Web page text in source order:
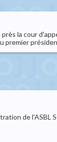
la cour
de l'ASBL